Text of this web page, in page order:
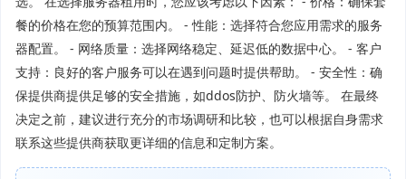
餐的价格在您的预算范围内。 - 性能：选择符合您应用需求的服务
器配置。 - 网络质量：选择网络稳定、延迟低的数据中心。 - 客户
支持：良好的客户服务可以在遇到问题时提供帮助。 - 安全性：确
保提供商提供足够的安全措施，如ddos防护、防火墙等。 在最终
决定之前，建议进行充分的市场调研和比较，也可以根据自身需求
联系这些提供商获取更详细的信息和定制方案。